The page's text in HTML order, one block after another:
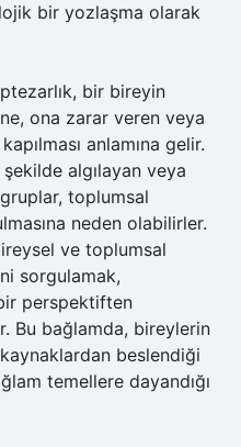
bir yozlaşma olarak
bir bireyin
ona zarar veren veya
anlamına gelir.
algılayan veya
toplumsal
neden olabilirler.
ve toplumsal
sorgulamak,
perspektiften
Bu bağlamda, bireylerin
beslendiği
temellere dayandığı